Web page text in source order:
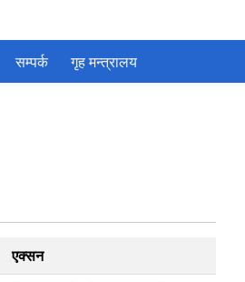
सम्पर्क गृह मन्त्रालय
एक्सन